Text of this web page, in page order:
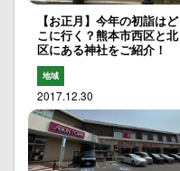
【お正月】今年の初詣はど
こに行く？熊本市西区と北
区にある神社をご紹介！
地域
2017.12.30